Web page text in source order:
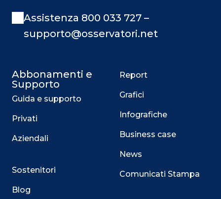
Assistenza 800 033 727 –
supporto@osservatori.net
Abbonamenti e
Supporto
Guida e supporto
Privati
Aziendali
Sostenitori
Blog
Report
Grafici
Infografiche
Business case
News
Comunicati Stampa